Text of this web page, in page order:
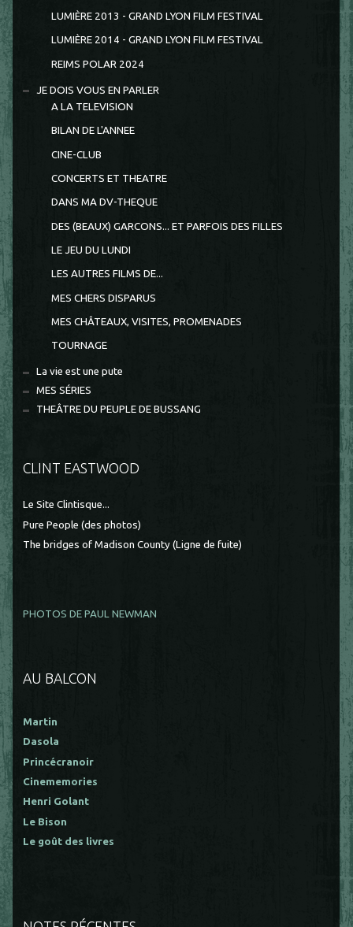
LUMIÈRE 2013 - GRAND LYON FILM FESTIVAL
LUMIÈRE 2014 - GRAND LYON FILM FESTIVAL
REIMS POLAR 2024
JE DOIS VOUS EN PARLER
A LA TELEVISION
BILAN DE L'ANNEE
CINE-CLUB
CONCERTS ET THEATRE
DANS MA DV-THEQUE
DES (BEAUX) GARCONS... ET PARFOIS DES FILLES
LE JEU DU LUNDI
LES AUTRES FILMS DE...
MES CHERS DISPARUS
MES CHÂTEAUX, VISITES, PROMENADES
TOURNAGE
La vie est une pute
MES SÉRIES
THEÂTRE DU PEUPLE DE BUSSANG
CLINT EASTWOOD
Le Site Clintisque...
Pure People (des photos)
The bridges of Madison County (Ligne de fuite)
PHOTOS DE PAUL NEWMAN
AU BALCON
Martin
Dasola
Princécranoir
Cinememories
Henri Golant
Le Bison
Le goût des livres